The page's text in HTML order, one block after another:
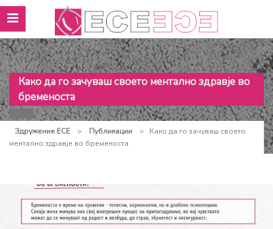
Како да го зачуваш своето ментално здравје во
бременоста
Здружение ЕСЕ > Публикации >
Како да го зачуваш своето
ментално здравје во бременоста